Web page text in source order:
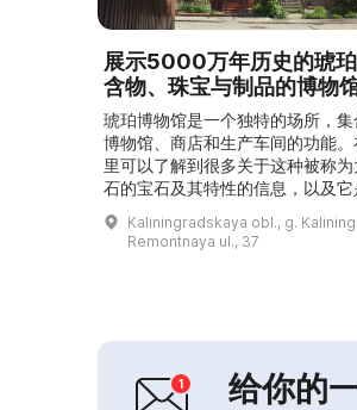
展示5000万年历史的琥
含物、珠宝与制品的博物
琥珀博物馆是一个独特的场所，集
博物馆、商店和生产车间的功能
里可以了解到很多关于这种被称为
石的宝石及其特性的信息，以及它
何被开采和加工的。...
Kaliningradskaya obl., g.
Remontnaya ul., 37
给你的